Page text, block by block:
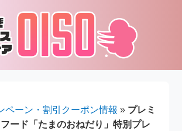
ペーン・割引クーポン情報 » プレミ
ード「たまのおねだり」特別プレ